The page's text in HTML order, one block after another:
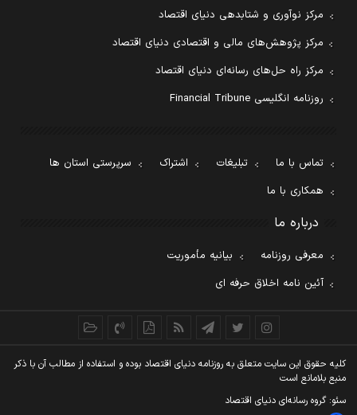
مرکز نوآوری و شتابدهی دنیای اقتصاد
مرکز پژوهش‌های مالی و اقتصادی دنیای اقتصاد
مرکز راه حل‌های رسانه‌ای دنیای اقتصاد
روزنامه انگلیسی Financial Tribune
تماس با ما تبلیغات اشتراک
سرپرستی استان ها
همکاری با ما
درباره ما
معرفی روزنامه
بیانیه مأموریت
آئین نامه اخلاق حرفه ای
کليه حقوق اين سايت متعلق به روزنامه دنيای اقتصاد بوده و استفاده از مطالب آن با ذکر
منبع بلامانع است
سئو: گروه رسانه‌ای دنیای اقتصاد